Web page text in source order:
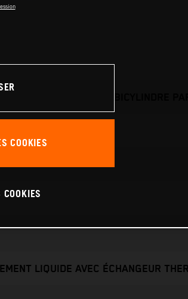
BICYLINDRE
LIQUIDE AVEC ÉCHANGEUR
COOKIES